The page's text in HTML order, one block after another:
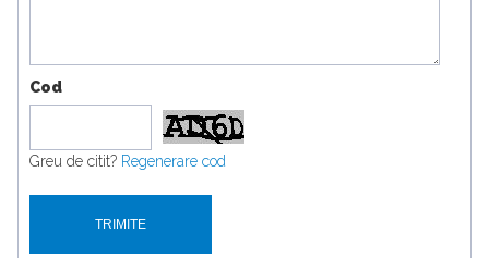
Cod
Greu de citit? Regenerare cod